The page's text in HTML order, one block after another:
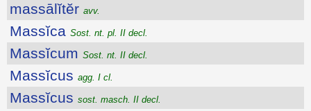
massālĭtĕr avv.
Massĭca Sost. nt. pl. II decl.
Massĭcum Sost. nt. II decl.
Massĭcus agg. I cl.
Massĭcus sost. masch. II decl.